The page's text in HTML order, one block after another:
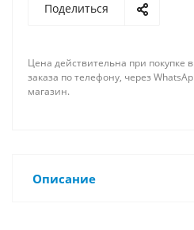
Поделиться
Цена действительна при покупке
заказа по телефону, через
магазин.
Описание